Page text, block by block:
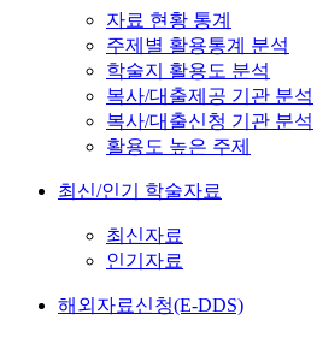
자료 현황 통계
주제별 활용통계 분석
학술지 활용도 분석
복사/대출제공 기관 분석
복사/대출신청 기관 분석
활용도 높은 주제
최신/인기 학술자료
최신자료
인기자료
해외자료신청(E-DDS)